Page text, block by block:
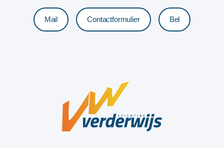
Mail Contactformulier Bel